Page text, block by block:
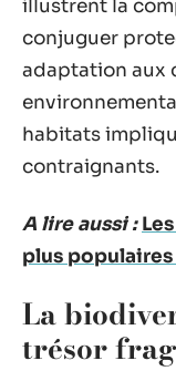
illustrent la
conjuguer
adaptation aux
habitats
contraignants.
A lire aussi :
plus populaires
La
trésor